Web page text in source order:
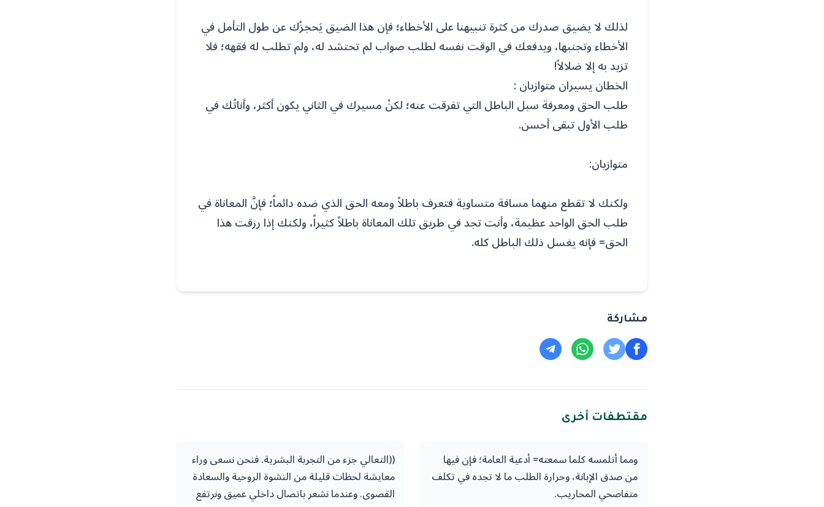
لذلك لا يضيق صدرك من كثرة تنبيهنا على الأخطاء؛ فإن هذا الضيق يَحجزُك عن طول التأمل في
الأخطاء وتجنبها، ويدفعك في الوقت نفسه لطلب صواب لم تحتشد له، ولم تطلب له فقهه؛ فلا
تزيد به إلا ضلالاً!
الخطان يسيران متوازيان :
طلب الحق ومعرفة سبل الباطل التي تفرقت عنه؛ لكنْ مسيرك في الثاني يكون أكثر، وأناتُك في
طلب الأول تبقى أحسن.
متوازيان:
ولكنك لا تقطع منهما مسافة متساوية فتعرف باطلاً ومعه الحق الذي ضده دائماً؛ فإنَّ المعاناة في
طلب الحق الواحد عظيمة، وأنت تجد في طريق تلك المعاناة باطلاً كثيراً، ولكنك إذا رزقت هذا
الحق= فإنه يغسل ذلك الباطل كله.
مشاركة
مقتطفات أخرى
ومما أتلمسه كلما سمعته= أدعية العامة؛ فإن فيها
من صدق الإبانة، وحرارة الطلب ما لا تجده في تكلف
متفاصحي المحاريب.
((التعالي جزء من التجربة البشرية. فنحن نسعى وراء
معايشة لحظات قليلة من النشوة الروحية والسعادة
القصوى. وعندما نشعر باتصال داخلي عميق ونرتفع